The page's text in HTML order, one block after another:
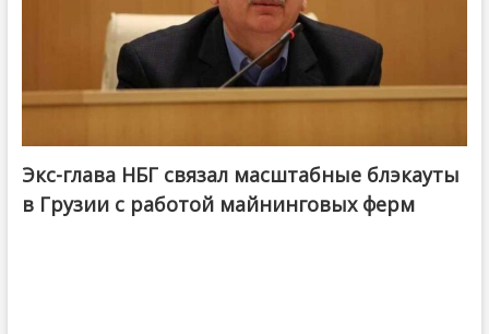
Экс-глава НБГ связал масштабные блэкауты
в Грузии с работой майнинговых ферм